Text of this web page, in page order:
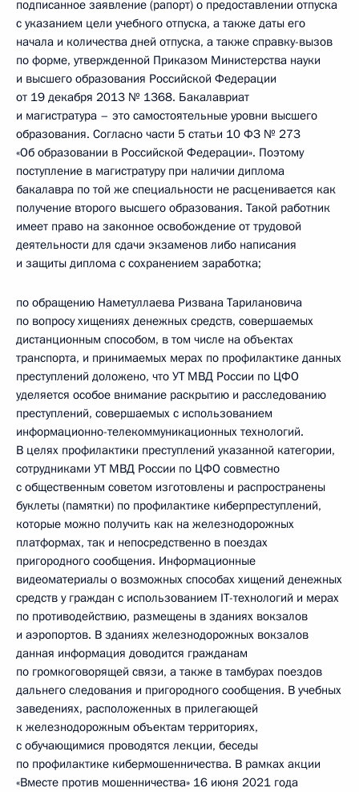
подписанное заявление (рапорт) о предоставлении отпуска
с указанием цели учебного отпуска, а также даты его
начала и количества дней отпуска, а также справку-вызов
по форме, утвержденной Приказом Министерства науки
и высшего образования Российской Федерации
от 19 декабря 2013 № 1368. Бакалавриат
и магистратура – это самостоятельные уровни высшего
образования. Согласно части 5 статьи 10 ФЗ № 273
«Об образовании в Российской Федерации». Поэтому
поступление в магистратуру при наличии диплома
бакалавра по той же специальности не расценивается как
получение второго высшего образования. Такой работник
имеет право на законное освобождение от трудовой
деятельности для сдачи экзаменов либо написания
и защиты диплома с сохранением заработка;
по обращению Наметуллаева Ризвана Тарилановича
по вопросу хищениях денежных средств, совершаемых
дистанционным способом, в том числе на объектах
транспорта, и принимаемых мерах по профилактике данных
преступлений доложено, что УТ МВД России по ЦФО
уделяется особое внимание раскрытию и расследованию
преступлений, совершаемых с использованием
информационно-телекоммуникационных технологий.
В целях профилактики преступлений указанной категории,
сотрудниками УТ МВД России по ЦФО совместно
с общественным советом изготовлены и распространены
буклеты (памятки) по профилактике киберпреступлений,
которые можно получить как на железнодорожных
платформах, так и непосредственно в поездах
пригородного сообщения. Информационные
видеоматериалы о возможных способах хищений денежных
средств у граждан с использованием IT-технологий и мерах
по противодействию, размещены в зданиях вокзалов
и аэропортов. В зданиях железнодорожных вокзалов
данная информация доводится гражданам
по громкоговорящей связи, а также в тамбурах поездов
дальнего следования и пригородного сообщения. В учебных
заведениях, расположенных в прилегающей
к железнодорожным объектам территориях,
с обучающимися проводятся лекции, беседы
по профилактике кибермошенничества. В рамках акции
«Вместе против мошенничества» 16 июня 2021 года